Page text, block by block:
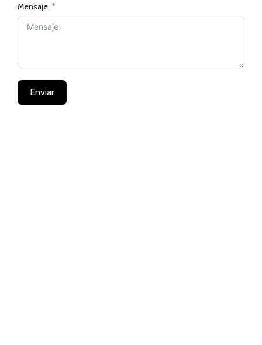
Mensaje
Enviar